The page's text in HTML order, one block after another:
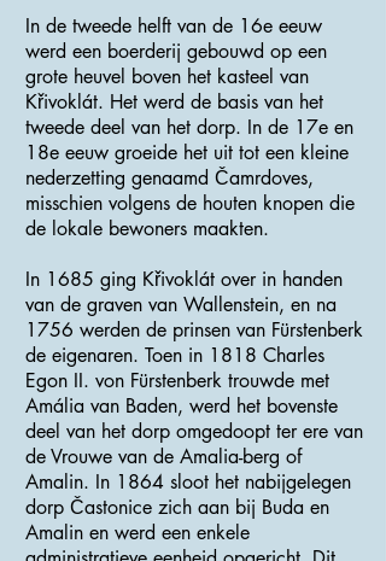
In de tweede helft van de 16e eeuw
werd een boerderij gebouwd op een
grote heuvel boven het kasteel van
Křivoklát. Het werd de basis van het
tweede deel van het dorp. In de 17e en
18e eeuw groeide het uit tot een kleine
nederzetting genaamd Čamrdoves,
misschien volgens de houten knopen die
de lokale bewoners maakten.
In 1685 ging Křivoklát over in handen
van de graven van Wallenstein, en na
1756 werden de prinsen van Fürstenberk
de eigenaren. Toen in 1818 Charles
Egon II. von Fürstenberk trouwde met
Amália van Baden, werd het bovenste
deel van het dorp omgedoopt ter ere van
de Vrouwe van de Amalia-berg of
Amalin. In 1864 sloot het nabijgelegen
dorp Častonice zich aan bij Buda en
Amalin en werd een enkele